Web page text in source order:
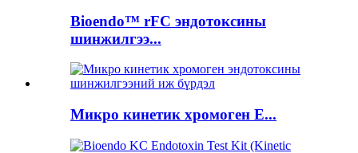
Bioendo™ rFC эндотоксины
шинжилгээ...
Микро кинетик хромоген E...